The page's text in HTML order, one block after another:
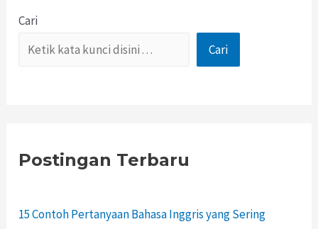
Cari
Cari
Postingan Terbaru
15 Contoh Pertanyaan Bahasa Inggris yang Sering